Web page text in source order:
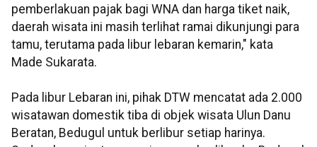
pemberlakuan pajak bagi WNA dan harga tiket naik,
daerah wisata ini masih terlihat ramai dikunjungi para
tamu, terutama pada libur lebaran kemarin," kata
Made Sukarata.
Pada libur Lebaran ini, pihak DTW mencatat ada 2.000
wisatawan domestik tiba di objek wisata Ulun Danu
Beratan, Bedugul untuk berlibur setiap harinya.